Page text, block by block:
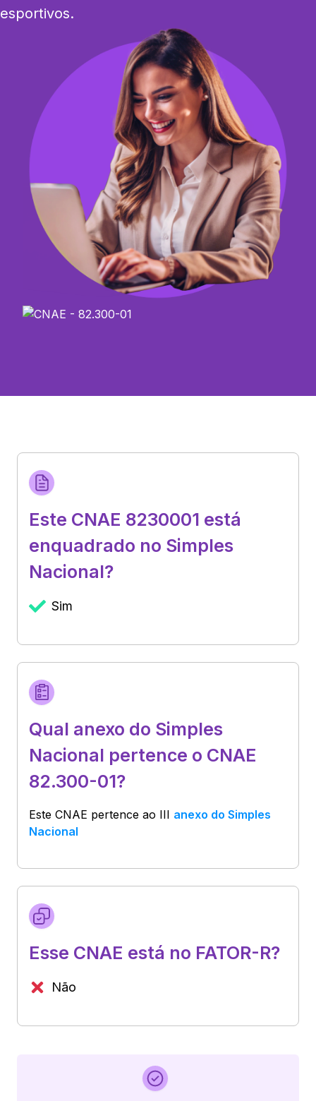
esportivos.
Este CNAE 8230001 está
enquadrado no Simples
Nacional?
Sim
Qual anexo do Simples
Nacional pertence o CNAE
82.300-01?
Este CNAE pertence ao III anexo do Simples
Nacional
Esse CNAE está no FATOR-R?
Não